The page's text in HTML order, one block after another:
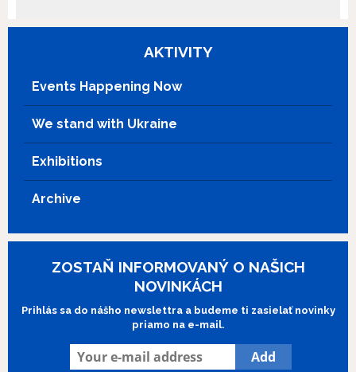
dievčenského tímu sú však s blížiacou sa
hlavnou súťažou podrobené veľkej
alebo sa im podarí neľahké prekážky
spoločne prekonať? Príbeh filmu
mestského prostredia a živého streetartu,
v športe prevažne ovládanom chlapcami.
priateľstva a neúnavného naháňania snov.
Citlivo natočený film predstavuje Zeho,
šamana, ktorý čelí výzvam dvoch svetov
a snaží sa nájsť rovnováhu medzi nimi.
Film Mladý šaman je plný magického
realizmu a ponúka jedinečný pohľad na
AKTIVITY
Events Happening Now
We stand with Ukraine
Exhibitions
Archive
ZOSTAŇ INFORMOVANÝ O NAŠICH
NOVINKÁCH
Prihlás sa do nášho newslettra a budeme ti zasielať novinky
priamo na e-mail.